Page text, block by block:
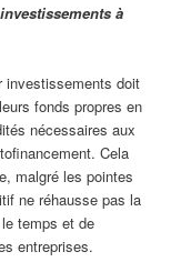
à
investissements doit
fonds propres en
nécessaires aux
Cela
malgré les pointes
ne réhausse pas la
temps et de
entreprises.